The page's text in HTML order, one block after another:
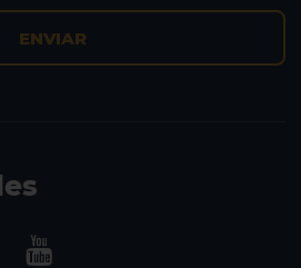
EN LA ISLA
ENVIAR